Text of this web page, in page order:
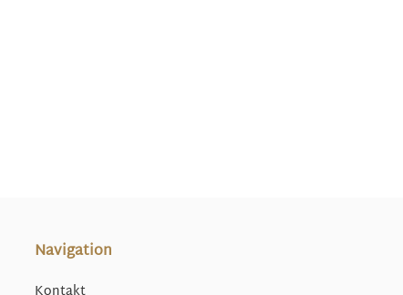
Navigation